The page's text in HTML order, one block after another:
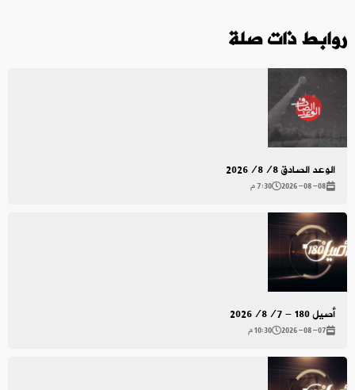
روابط ذات صلة
الوعد الصادق 2026/8/8
2026-08-08 7:30 م
أصيل 180 - 2026/8/7
2026-08-07 10:30 م